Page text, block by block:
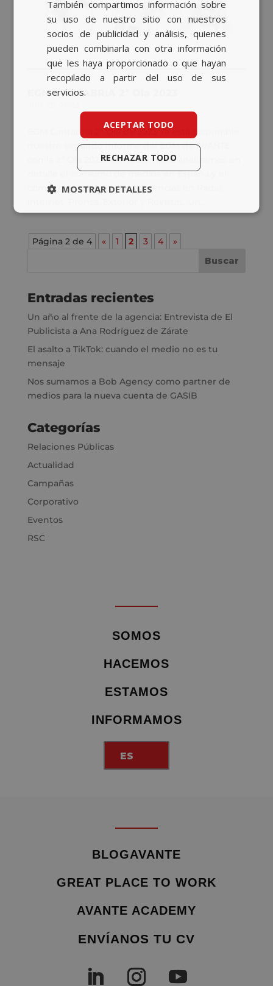
EGM CANTABRIA 2ª Ola 2023
EGM Cantabria 2ª Ola de 2023 Ya está disponible
nuestro segundo informe del EGM de AVANTE
con la 2ª Ola 2023. Como siempre, analizamos en
detalle el consumo de medios en España y el
comportamiento de las audiencias en Radio,
Página 2 de 4 « 1 2 3 4 »
Entradas recientes
Un año al frente de la agencia: Entrevista de El
Publicista a Ana Rodríguez de Zárate
El asalto a TikTok: cuando el medio no es tu
mensaje
Nos sumamos a Bob Agency como partner de
medios para la nueva cuenta de GASIB
Categorías
Relaciones Públicas
Actualidad
Campañas
Corporativo
Eventos
RSC
SOMOS
HACEMOS
ESTAMOS
INFORMAMOS
ES
BLOGAVANTE
GREAT PLACE TO WORK
AVANTE ACADEMY
ENVÍANOS TU CV
También compartimos información sobre
su uso de nuestro sitio con nuestros
socios de publicidad y análisis, quienes
pueden combinarla con otra información
que les haya proporcionado o que hayan
recopilado a partir del uso de sus
servicios.
ACEPTAR TODO
RECHAZAR TODO
MOSTRAR DETALLES